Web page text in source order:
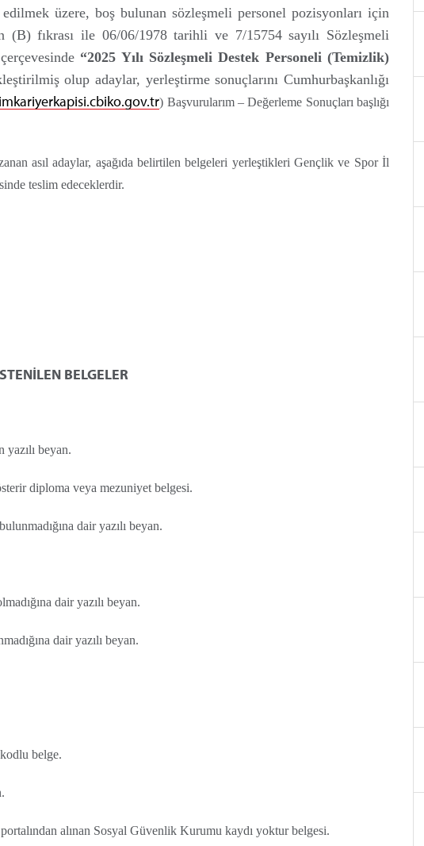
üzere, boş bulunan sözleşmeli personel pozisyonları için
(B) fıkrası ile 06/06/1978 tarihli ve 7/15754 sayılı Sözleşmeli
“2025 Yılı Sözleşmeli Destek Personeli (Temizlik)
olup adaylar, yerleştirme sonuçlarını Cumhurbaşkanlığı
) Başvurularım – Değerleme Sonuçları başlığı
asıl adaylar, aşağıda belirtilen belgeleri yerleştikleri Gençlik ve Spor İl
teslim edeceklerdir.
BELGELER
beyan.
diploma veya mezuniyet belgesi.
dair yazılı beyan.
dair yazılı beyan.
dair yazılı beyan.
belge.
alınan Sosyal Güvenlik Kurumu kaydı yoktur belgesi.